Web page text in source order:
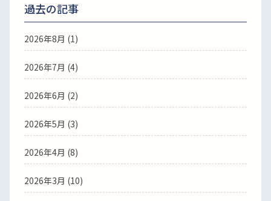
過去の記事
2026年8月 (1)
2026年7月 (4)
2026年6月 (2)
2026年5月 (3)
2026年4月 (8)
2026年3月 (10)